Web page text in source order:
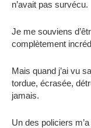
n’avait pas survécu.
Je me souviens
complètement
Mais quand j’ai vu
tordue, écrasée,
jamais.
Un des policiers